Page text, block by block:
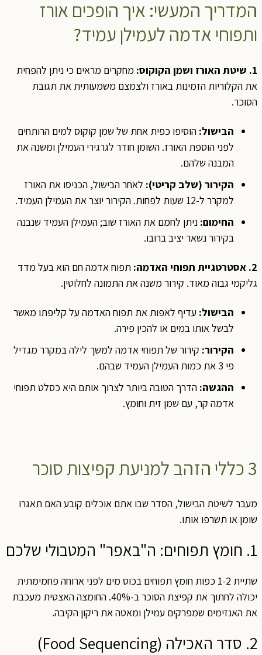
המדריך המעשי: איך הופכים אורז
ותפוחי אדמה לעמילן עמיד?
1. שיטת האורז ושמן הקוקוס:
מחקרים מראים כי ניתן להפחית
את הקלוריות הזמינות באורז ולצמצם משמעותית את תגובת
הסוכר.
הבישול:הוסיפו כפית אחת של שמן קוקוס למים הרותחים
לפני הוספת האורז. השומן חודר לגרגירי העמילן ומשנה את
המבנה שלהם.
הקירור (שלב קריטי):לאחר הבישול, הכניסו את האורז
למקרר ל-12 שעות לפחות. הקירור יוצר את העמילן העמיד.
החימום:ניתן לחמם את האורז שוב; העמילן העמיד שנבנה
בקירור נשאר יציב ברובו.
2. אסטרטגיית תפוחי האדמה:
תפוח אדמה חם הוא בעל מדד
גליקמי גבוה מאוד. קירור משנה את התמונה לחלוטין.
הבישול:עדיף לאפות את תפוח האדמה על קליפתו מאשר
לבשל אותו במים או להכין פירה.
הקירור:קירור של תפוחי אדמה למשך לילה במקרר מגדיל
פי 3 את כמות העמילן העמיד שבהם.
ההגשה:הדרך הטובה ביותר לצרוך אותם היא כסלט תפוחי
אדמה קר, עם שמן זית וחומץ.
3 כללי הזהב למניעת קפיצות סוכר
מעבר לשיטת הבישול, הסדר שבו אתם אוכלים קובע האם תאגרו
שומן או תשרפו אותו.
1. חומץ תפוחים: ה"באפר" המטבולי שלכם
שתיית 1-2 כפות חומץ תפוחים בכוס מים לפני ארוחה פחמימתית
יכולה לחתוך את קפיצת הסוכר ב-40%. החומצה האצטית מעכבת
את האנזימים שמפרקים עמילן ומאטה את ריקון הקיבה.
2. סדר האכילה (Food Sequencing)